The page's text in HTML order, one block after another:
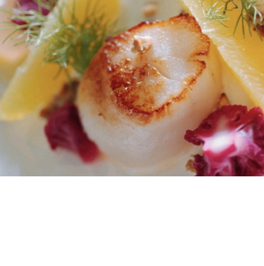
ACTUALITÉS
AUDIOGUIDE
CONTACT
RECRUTEMENT